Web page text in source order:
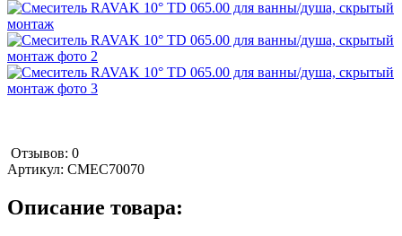
Отзывов: 0
Артикул: СМЕС70070
Описание товара: